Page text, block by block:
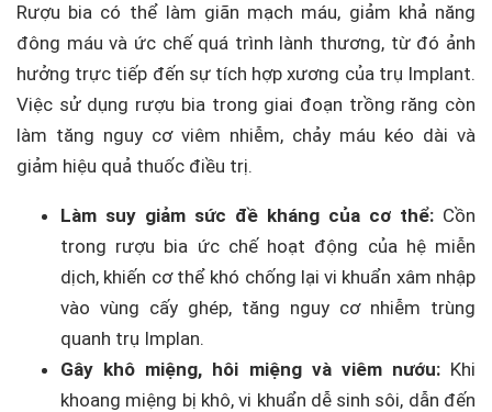
Rượu bia có thể làm giãn mạch máu, giảm khả năng
đông máu và ức chế quá trình lành thương, từ đó ảnh
hưởng trực tiếp đến sự tích hợp xương của trụ Implant.
Việc sử dụng rượu bia trong giai đoạn trồng răng còn
làm tăng nguy cơ viêm nhiễm, chảy máu kéo dài và
giảm hiệu quả thuốc điều trị.
Làm suy giảm sức đề kháng của cơ thể: Cồn
trong rượu bia ức chế hoạt động của hệ miễn
dịch, khiến cơ thể khó chống lại vi khuẩn xâm nhập
vào vùng cấy ghép, tăng nguy cơ nhiễm trùng
quanh trụ Implan.
Gây khô miệng, hôi miệng và viêm nướu:Khi
khoang miệng bị khô, vi khuẩn dễ sinh sôi, dẫn đến